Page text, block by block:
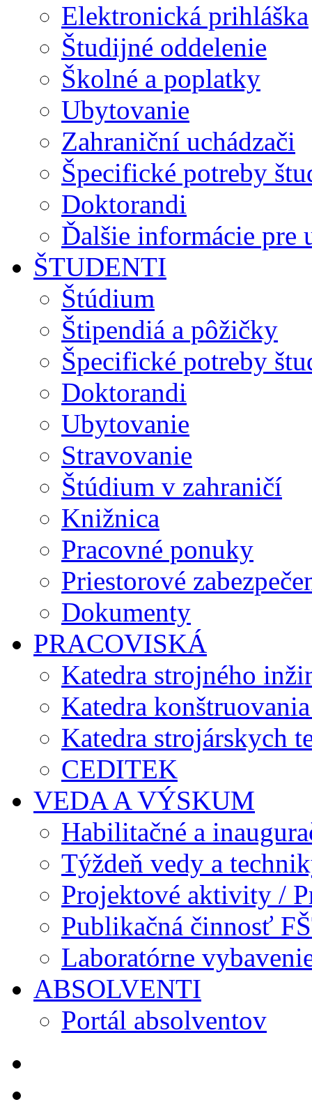
Elektronická prihláška
Študijné oddelenie
Školné a poplatky
Ubytovanie
Zahraniční uchádzači
Špecifické potreby
Doktorandi
Ďalšie informácie pre
ŠTUDENTI
Štúdium
Štipendiá a pôžičky
Špecifické potreby
Doktorandi
Ubytovanie
Stravovanie
Štúdium v zahraničí
Knižnica
Pracovné ponuky
Priestorové
Dokumenty
PRACOVISKÁ
Katedra strojného
Katedra
Katedra strojárskych
CEDITEK
VEDA A VÝSKUM
Habilitačné a
Týždeň vedy a
Projektové aktivity /
Publikačná činnosť
Laboratórne
ABSOLVENTI
Portál absolventov